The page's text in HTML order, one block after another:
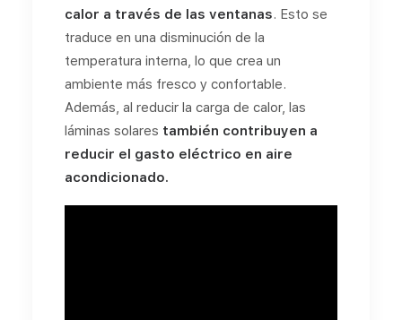
calor a través de las ventanas. Esto se
traduce en una disminución de la
temperatura interna, lo que crea un
ambiente más fresco y confortable.
Además, al reducir la carga de calor, las
láminas solares también contribuyen a
reducir el gasto eléctrico en aire
acondicionado.